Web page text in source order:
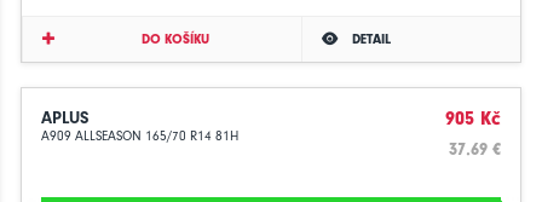
DO KOŠÍKU DETAIL
APLUS
A909 ALLSEASON 165/70 R14 81H
905 Kč
37.69 €